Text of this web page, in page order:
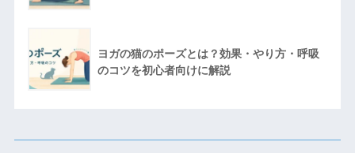
ヨガの猫のポーズとは？効果・やり方・呼吸
のコツを初心者向けに解説